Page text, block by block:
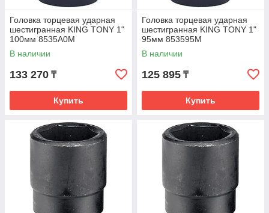
Головка торцевая ударная
шестигранная KING TONY 1"
100мм 8535A0M
В наличии
133 270 ₸
Купить
Головка торцевая ударная
шестигранная KING TONY 1"
95мм 853595M
В наличии
125 895 ₸
Купить